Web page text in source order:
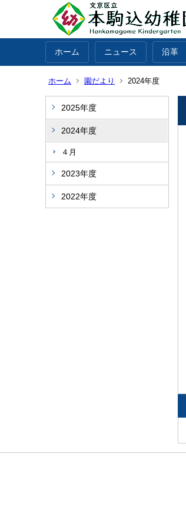
ホーム ニュース 沿革
ホーム 園だより 2024年度
2025年度
2024年度
４月
2023年度
2022年度